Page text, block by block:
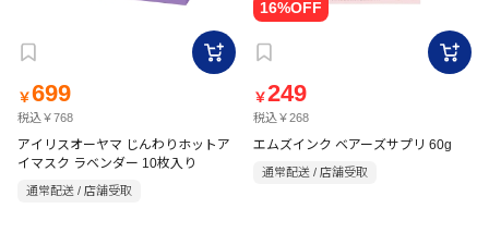
￥699
税込￥768
アイリスオーヤマ じんわりホットア
イマスク ラベンダー 10枚入り
通常配送 / 店舗受取
￥249
税込￥268
エムズインク ベアーズサプリ 60g
通常配送 / 店舗受取